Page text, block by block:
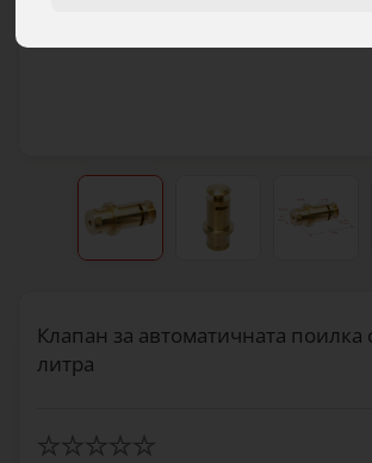
Клапан за автоматичната поилка
литра